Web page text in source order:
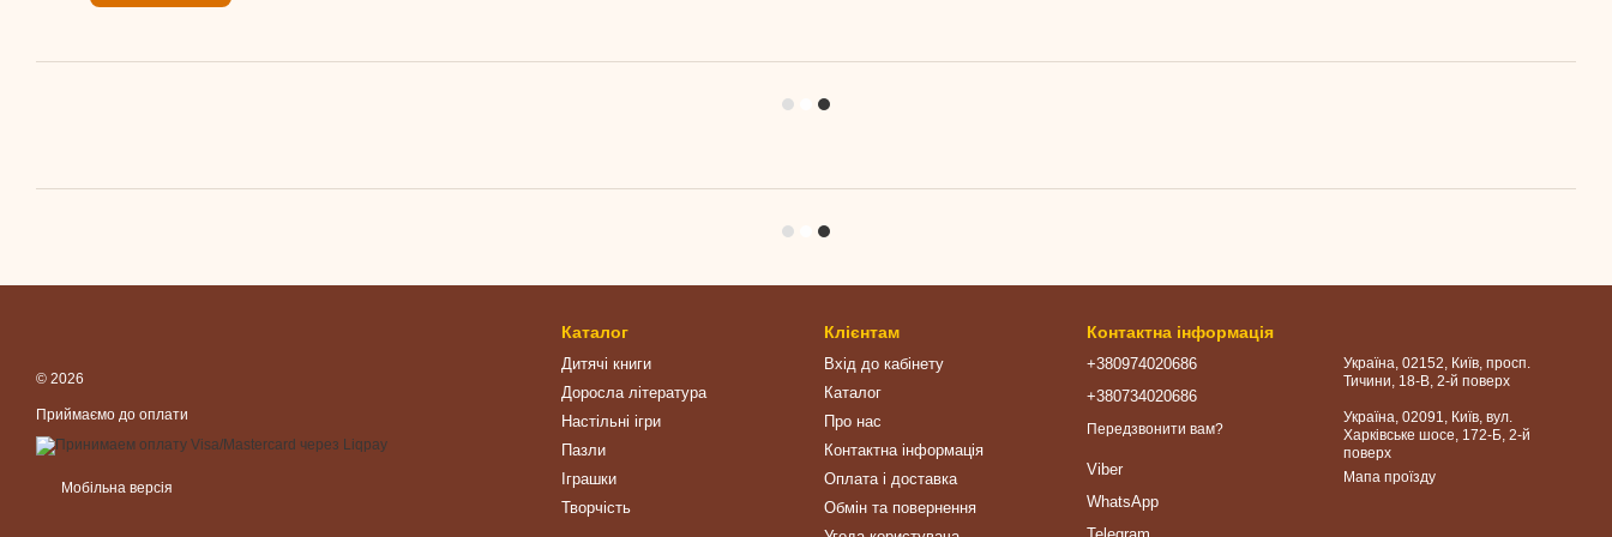
© 2026
Приймаємо до оплати
Мобільна версія
Каталог
Дитячі книги
Доросла література
Настільні ігри
Пазли
Іграшки
Творчість
Клієнтам
Вхід до кабінету
Каталог
Про нас
Контактна інформація
Оплата і доставка
Обмін та повернення
Контактна інформація
+380974020686
+380734020686
Передзвонити вам?
Viber
WhatsApp
Україна, 02152, Київ, просп.
Тичини, 18-В, 2-й поверх
Україна, 02091, Київ, вул.
Харківське шосе, 172-Б, 2-й
поверх
Мапа проїзду